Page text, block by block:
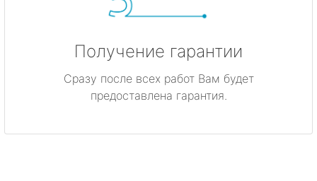
Получение гарантии
Сразу после всех работ Вам будет
предоставлена гарантия.